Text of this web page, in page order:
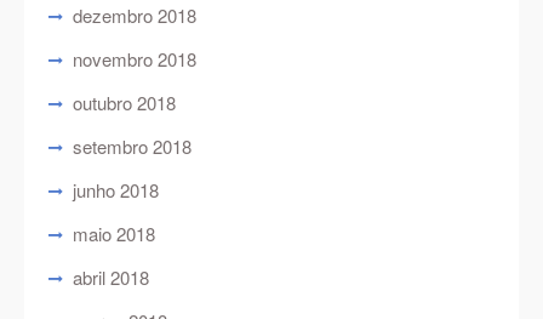
dezembro 2018
novembro 2018
outubro 2018
setembro 2018
junho 2018
maio 2018
abril 2018